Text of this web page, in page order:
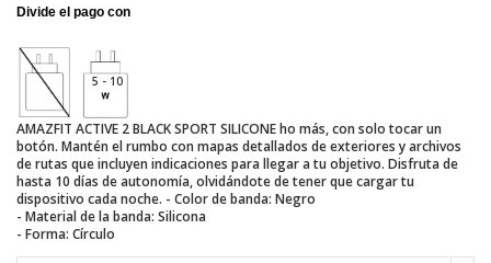
5 - 10
AMAZFIT ACTIVE 2 BLACK SPORT SILICONE ho más, con solo tocar un
botón. Mantén el rumbo con mapas detallados de exteriores y archivos
de rutas que incluyen indicaciones para llegar a tu objetivo. Disfruta de
hasta 10 días de autonomía, olvidándote de tener que cargar tu
dispositivo cada noche. - Color de banda: Negro
- Material de la banda: Silicona
- Forma: Círculo